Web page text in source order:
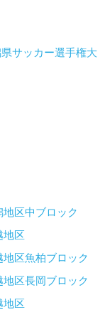
サッカー選手権大
区中ブロック
地区
区魚柏ブロック
区長岡ブロック
地区